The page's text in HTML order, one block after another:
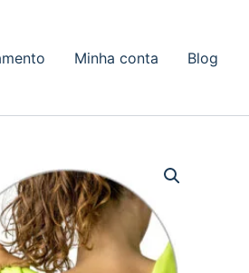
Minha conta Blog